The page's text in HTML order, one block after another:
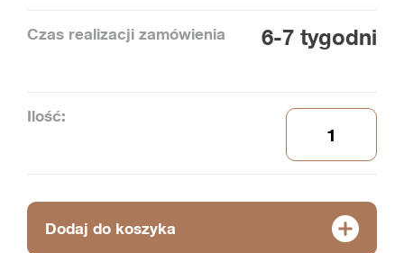
Czas realizacji zamówienia 6-7 tygodni
Ilość:
Dodaj do koszyka